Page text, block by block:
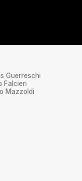
Guerreschi
Falcieri
Mazzoldi